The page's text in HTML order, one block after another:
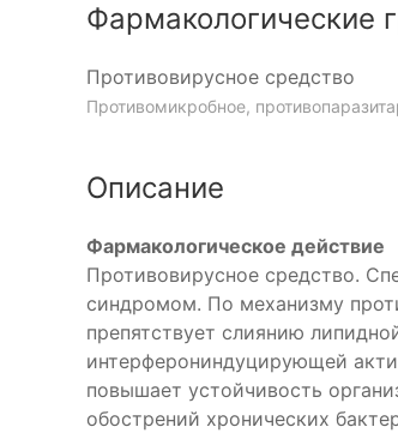
Фармакологические
Противовирусное средство
Противомикробное,
Описание
Фармакологическое действие
Противовирусное средство.
синдромом. По механизму
препятствует слиянию
интерферониндуцирующей
повышает устойчивость
обострений хронических